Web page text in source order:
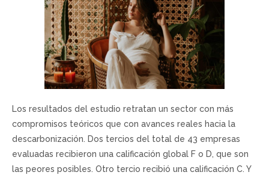
Los resultados del estudio retratan un sector con más
compromisos teóricos que con avances reales hacia la
descarbonización. Dos tercios del total de 43 empresas
evaluadas recibieron una calificación global F o D, que son
las peores posibles. Otro tercio recibió una calificación C. Y